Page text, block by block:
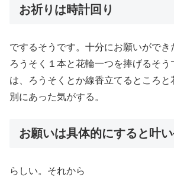
お祈りは時計回り
でするそうです。十分にお願いができ
ろうそく１本と花輪一つを捧げるそう
は、ろうそくとか線香立てるところ
別にあった気がする。
お願いは具体的にすると叶
らしい。それから